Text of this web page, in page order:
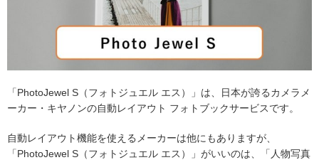
「PhotoJewel S（フォトジュエル エス）」は、日本が誇るカメラメ
ーカー・キヤノンの自動レイアウト フォトブックサービスです。
自動レイアウト機能を使えるメーカーは他にもありますが、
「PhotoJewel S（フォトジュエル エス）」がいいのは、「人物写真